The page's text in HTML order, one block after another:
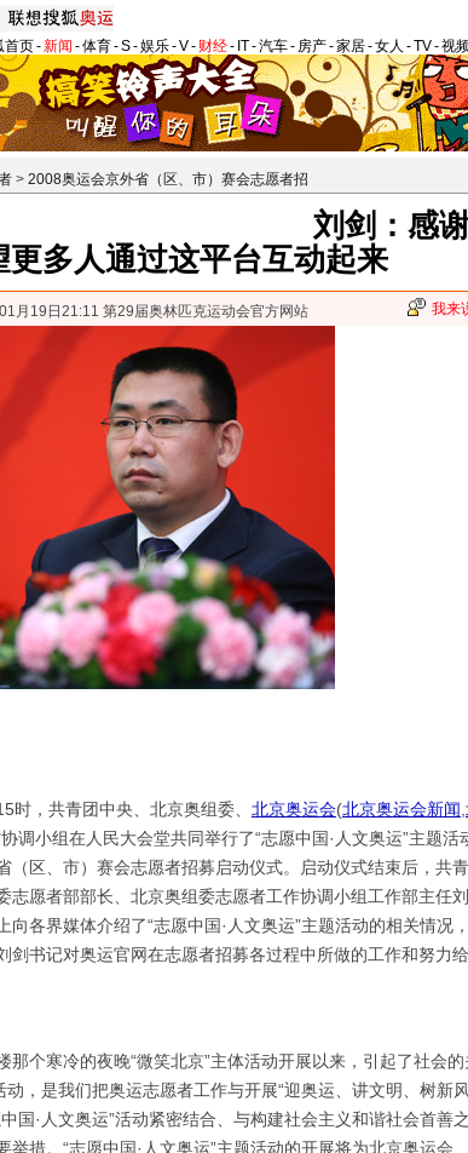
首页-新闻 -体育-S-娱乐-V- 财经- IT-汽车- 房产-家居-女人 -TV-视
> 2008奥运会京外省（区、市）赛会志愿者招
刘剑：感
更多人通过这平台互动起来
月19日21:11 第29届奥林匹克运动会官方网站 我来
，共青团中央、北京奥组委、 北京奥运会(北京奥运会新闻
调小组在人民大会堂共同举行了“志愿中国·人文奥运”主题活
（区、市）赛会志愿者招募启动仪式。启动仪式结束后，共
志愿者部部长、北京奥组委志愿者工作协调小组工作部主任
向各界媒体介绍了“志愿中国·人文奥运”主题活动的相关情况
剑书记对奥运官网在志愿者招募各过程中所做的工作和努力
个寒冷的夜晚“微笑北京”主体活动开展以来，引起了社会的
动，是我们把奥运志愿者工作与开展“迎奥运、讲文明、树新
国·人文奥运”活动紧密结合、与构建社会主义和谐社会首善
举措。“志愿中国·人文奥运”主题活动的开展将为北京奥运会